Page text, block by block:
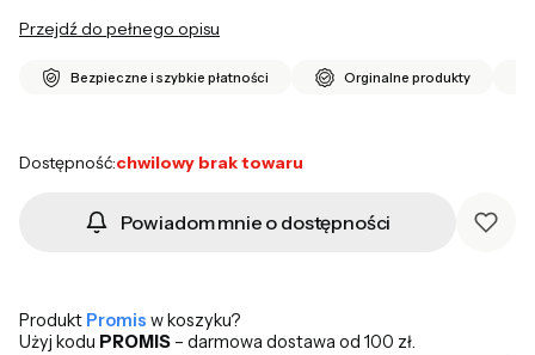
Przejdź do pełnego opisu
Bezpieczne i szybkie płatności Orginalne produkty
Dostępność:chwilowy brak towaru
Powiadom mnie o dostępności
Produkt Promis w koszyku?
Użyj kodu PROMIS – darmowa dostawa od 100 zł.